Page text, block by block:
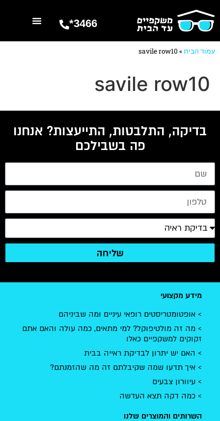
3466*
עמוד הבית»
savile row10
savile row10
בדיקה, התלבטות, התייעצות? אנחנו
פה בשבילכם
שליחה
מידע מקצועי
אופטומטריסטים רופאי עיניים ומה שביניהם
מה זה מולטיפוקל? למי מתאים, כמה עולה והאם אתם
זקוקים למשקפיים כאלו
האם יש יתרון לבדיקת ראייה בבית
איך תדעו שמה שקיבלתם זה מה שהזמנתם?
עיוורון צבעים
כמה דקה תצא העדשה
השרותים והמוצרים שלנו